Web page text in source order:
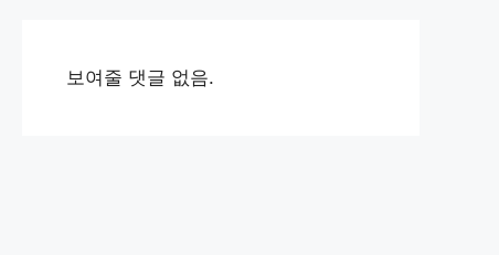
보여줄 댓글 없음.